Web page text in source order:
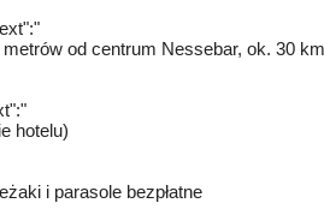
od centrum Nessebar, ok. 30
hotelu)
i parasole bezpłatne